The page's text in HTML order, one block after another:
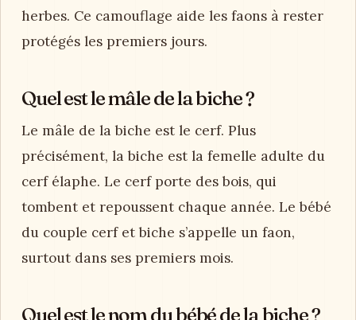
herbes. Ce camouflage aide les faons à rester
protégés les premiers jours.
Quel est le mâle de la biche ?
Le mâle de la biche est le cerf. Plus
précisément, la biche est la femelle adulte du
cerf élaphe. Le cerf porte des bois, qui
tombent et repoussent chaque année. Le bébé
du couple cerf et biche s’appelle un faon,
surtout dans ses premiers mois.
Quel est le nom du bébé de la biche ?